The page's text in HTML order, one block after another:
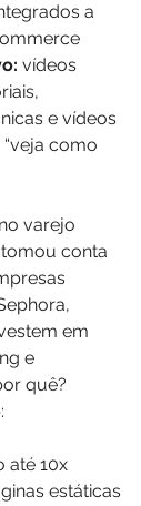
a
vídeos
e vídeos
como
varejo
conta
em
e
quê?
:
até 10x
estáticas